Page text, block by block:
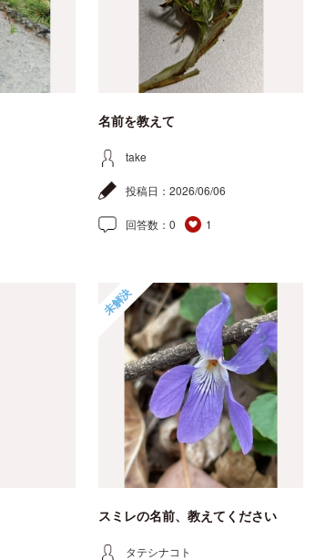
名前を教えて
take
投稿日： 2026/06/06
回答数： 0 1
未解決
スミレの名前、教えてください
タテシナコト